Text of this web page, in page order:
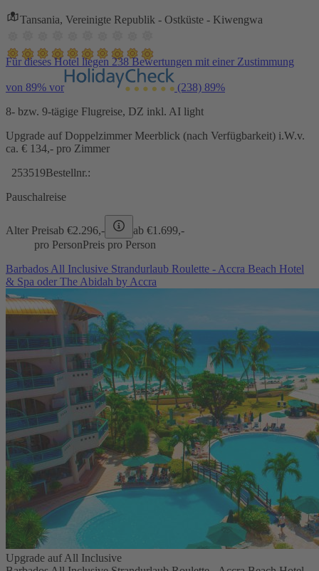
Tansania, Vereinigte Republik - Ostküste - Kiwengwa
Für dieses Hotel liegen 238 Bewertungen mit einer Zustimmung
von 89% vor (238) 89%
8- bzw. 9-tägige Flugreise, DZ inkl. AI light
Upgrade auf Doppelzimmer Meerblick (nach Verfügbarkeit) i.W.v.
ca. € 134,- pro Zimmer
253519Bestellnr.:
Pauschalreise
Alter Preisab €2.296,- ab €1.699,-
pro PersonPreis pro Person
Barbados All Inclusive Strandurlaub Roulette - Accra Beach Hotel
& Spa oder The Abidah by Accra
Upgrade auf All Inclusive